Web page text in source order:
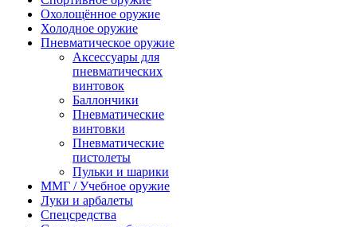
Охолощённое оружие
Холодное оружие
Пневматическое оружие
Аксессуары для
пневматических
винтовок
Баллончики
Пневматические
винтовки
Пневматические
пистолеты
Пульки и шарики
ММГ / Учебное оружие
Луки и арбалеты
Спецсредства